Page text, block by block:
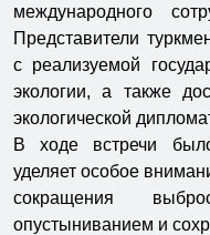
международного
Представители
с реализуемой
экологии, а также
экологической
В ходе встречи
уделяет особое
сокращения
опустыниванием и